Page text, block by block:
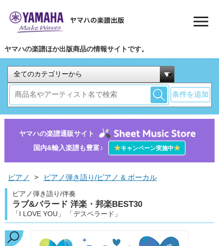
ヤマハの楽譜ほか出版商品の情報サイトです。
条件を追加
ヤマハの楽譜通販サイト
国内&輸入楽譜も豊富♪
★キャンペーン実施中★
ピアノ > ピアノ弾き語り/ピアノ & ボーカル
ピアノ弾き語り/伴奏
ラブ&バラード 洋楽・邦楽BEST30
「I LOVE YOU」 「デスペラード」